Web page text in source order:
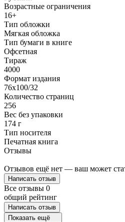
Возрастные ограничения
16+
Тип обложки
Мягкая обложка
Тип бумаги в книге
Офсетная
Тираж
4000
Формат издания
76x100/32
Количество страниц
256
Вес без упаковки
174 г
Тип носителя
Печатная книга
Отзывы
Отзывов ещё нет — ваш может
Написать отзыв
Все отзывы 0
общий рейтинг
Написать отзыв
Показать ещё